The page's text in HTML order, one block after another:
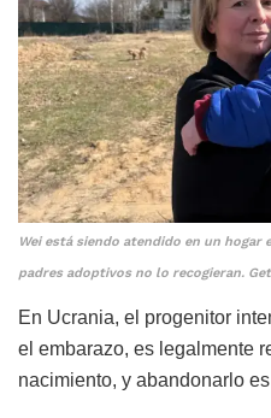
Wei está siendo atendido en un hogar
padres adoptivos no lo recogieran.
En Ucrania, el progenitor
el embarazo, es legalmente
nacimiento, y abandonarlo